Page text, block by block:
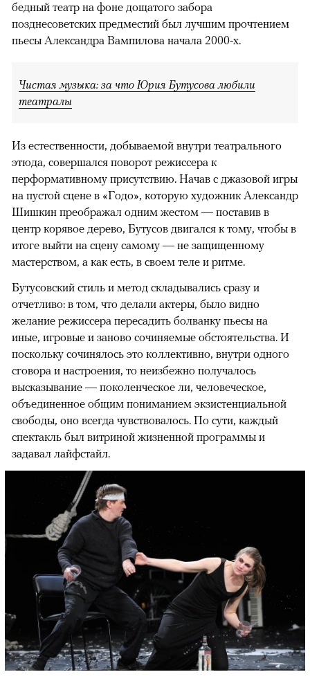
бедный театр на фоне дощатого забора
позднесоветских предместий был лучшим прочтением
пьесы Александра Вампилова начала 2000-х.
Чистая музыка: за что Юрия Бутусова любили
театралы
Из естественности, добываемой внутри театрального
этюда, совершался поворот режиссера к
перформативному присутствию. Начав с джазовой игры
на пустой сцене в «Годо», которую художник Александр
Шишкин преображал одним жестом — поставив в
центр корявое дерево, Бутусов двигался к тому, чтобы в
итоге выйти на сцену самому — не защищенному
мастерством, а как есть, в своем теле и ритме.
Бутусовский стиль и метод складывались сразу и
отчетливо: в том, что делали актеры, было видно
желание режиссера пересадить болванку пьесы на
иные, игровые и заново сочиняемые обстоятельства. И
поскольку сочинялось это коллективно, внутри одного
сговора и настроения, то неизбежно получалось
высказывание — поколенческое ли, человеческое,
объединенное общим пониманием экзистенциальной
свободы, оно всегда чувствовалось. По сути, каждый
спектакль был витриной жизненной программы и
задавал лайфстайл.